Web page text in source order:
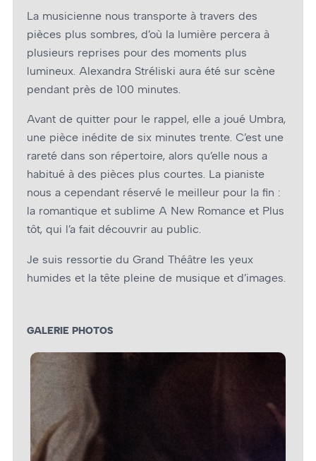
La musicienne nous transporte à travers des
pièces plus sombres, d’où la lumière percera à
plusieurs reprises pour des moments plus
lumineux. Alexandra Stréliski aura été sur scène
pendant près de 100 minutes.
Avant de quitter pour le rappel, elle a joué Umbra,
une pièce inédite de six minutes trente. C’est une
rareté dans son répertoire, alors qu’elle nous a
habitué à des pièces plus courtes. La pianiste
nous a cependant réservé le meilleur pour la fin :
la romantique et sublime A New Romance et Plus
tôt, qui l’a fait découvrir au public.
Je suis ressortie du Grand Théâtre les yeux
humides et la tête pleine de musique et d’images.
GALERIE PHOTOS